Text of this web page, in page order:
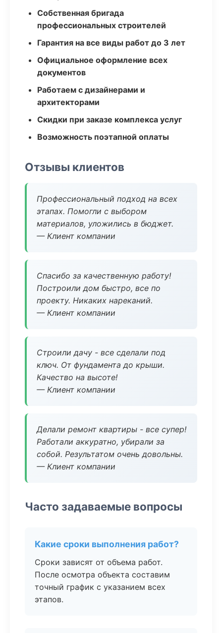
Собственная бригада
профессиональных строителей
Гарантия на все виды работ до 3 лет
Официальное оформление всех
документов
Работаем с дизайнерами и
архитекторами
Скидки при заказе комплекса услуг
Возможность поэтапной оплаты
Отзывы клиентов
Профессиональный подход на всех
этапах. Помогли с выбором
материалов, уложились в бюджет.
— Клиент компании
Спасибо за качественную работу!
Построили дом быстро, все по
проекту. Никаких нареканий.
— Клиент компании
Строили дачу - все сделали под
ключ. От фундамента до крыши.
Качество на высоте!
— Клиент компании
Делали ремонт квартиры - все супер!
Работали аккуратно, убирали за
собой. Результатом очень довольны.
— Клиент компании
Часто задаваемые вопросы
Какие сроки выполнения работ?
Сроки зависят от объема работ.
После осмотра объекта составим
точный график с указанием всех
этапов.